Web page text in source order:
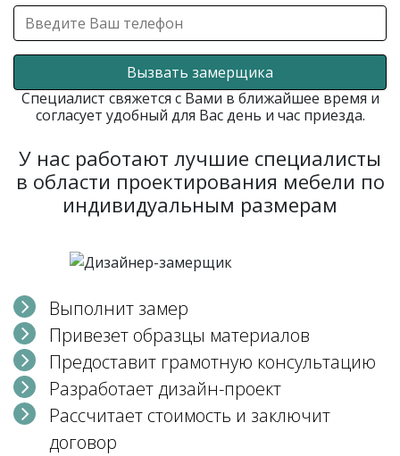
Вызвать замерщика
Специалист свяжется с Вами в ближайшее время и
согласует удобный для Вас день и час приезда.
У нас работают лучшие специалисты
в области проектирования мебели по
индивидуальным размерам
Выполнит замер
Привезет образцы материалов
Предоставит грамотную консультацию
Разработает дизайн-проект
Рассчитает стоимость и заключит
договор